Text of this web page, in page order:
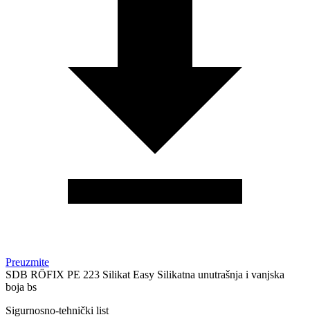
Preuzmite
SDB RÖFIX PE 223 Silikat Easy Silikatna unutrašnja i vanjska
boja bs
Sigurnosno-tehnički list